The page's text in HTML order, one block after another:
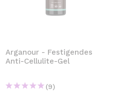
Arganour - Festigendes
Anti-Cellulite-Gel
(9)